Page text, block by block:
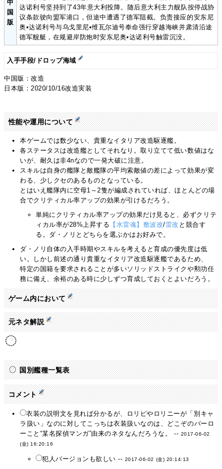
中
国
版
达诺利号坚持到了43年意大利投降。随后意大利主力舰队按停战协
议条款驶向盟军港口，但途中遭遇了德军阻截。负责接应的安东尼
奥•达诺利号与乌戈里尼•维瓦尔迪号奉命强行穿越海峡并肃清沿途
德军舰艇，在规避岸防炮时安东尼奥•达诺利号触雷沉没。
入手手段/ドロップ海域
中国版：改造
日本版：2020/10/16改造実装
性能や運用について
本ゲームでは数少ない、貴重なイタリア改造駆逐艦。
各ステータスは改造艦としてそれなり。取り立てて低い数値はな
いが、耐久は非4nなので一発大破に注意。
スキルは自身の艦隊と敵艦隊の平均索敵値の差によって効果が変
わる、少しクセのあるものとなっている。
とはいえ艦隊内に空母1～2隻が編成されていれば、ほとんどの場
合でクリティカル率アップの効果が引けるだろう。
単純にクリティカル率アップの効果だけ見ると、必ずクリテ
ィカル率が28%上昇する 【水雷魂】敷波改/雷改 と競合す
る。ダ・ノリとどちらを選ぶかはお好みで。
ダ・ノリ自体の入手時期やスキルを考えると育成の優先度は低
い。しかし前述の通り貴重なイタリア改造駆逐艦であるため、
特定の国籍を要求されることが多いソリッドストライクや勲功任
務に備え、余裕のある時に少しずつ育成しておくとよいだろう。
ゲーム内において
元ネタ解説
国別艦種一覧表
コメント
衣装の説明文を見れば分かるが、ロリピやロリニーが「別キャ
ラ扱い」なのに対してこっちは衣装扱いなのは、どこぞのバーロ
ーこと“某名探偵マンガ”由来のネタなんだろうな。 -- 2017-06-02
(金) 16:20:16
犯人バージョンも欲しい -- 2017-06-02 (金) 20:14:13